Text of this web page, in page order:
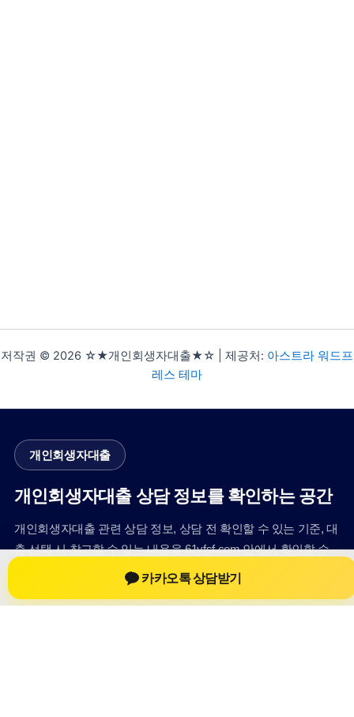
저작권 © 2026 ☆★개인회생자대출★☆ | 제공처: 아스트라 워드프
레스 테마
개인회생자대출
개인회생자대출 상담 정보를 확인하는 공간
개인회생자대출 관련 상담 정보, 상담 전 확인할 수 있는 기준, 대
출 선택 시 참고할 수 있는 내용을 61yfsf.com 안에서 확인할 수
있도록 구성했습니다. 본 사이트의 내용은 일반 정보 제공을 위
한 자료이며, 실제 가능 여부와 조건은 금융사 심사 및 상담을 통
카카오톡 상담받기